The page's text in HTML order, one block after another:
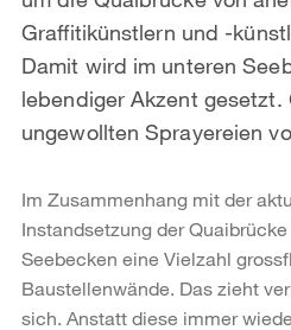
Graffitikünstlern und -
Damit wird im unteren
lebendiger Akzent gesetzt.
ungewollten Sprayereien
Im Zusammenhang mit der
Instandsetzung der
Seebecken eine Vielzahl
Baustellenwände. Das zieht
sich. Anstatt diese immer